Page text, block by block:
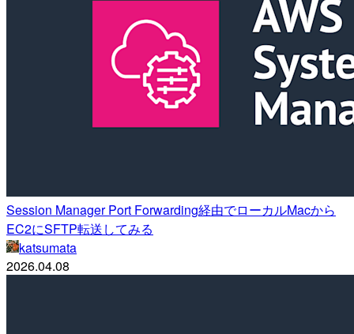
Session Manager Port Forwarding経由でローカルMacから
EC2にSFTP転送してみる
katsumata
2026.04.08